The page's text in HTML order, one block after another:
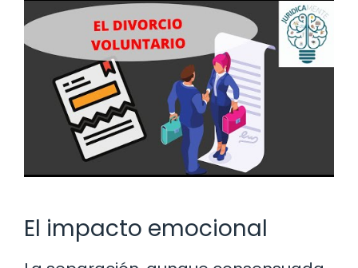
El impacto emocional